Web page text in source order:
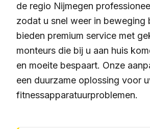
de regio Nijmegen
zodat u snel weer in beweging
bieden premium service met
monteurs die bij u aan huis
en moeite bespaart. Onze
een duurzame oplossing voor
fitnessapparatuurproblemen.